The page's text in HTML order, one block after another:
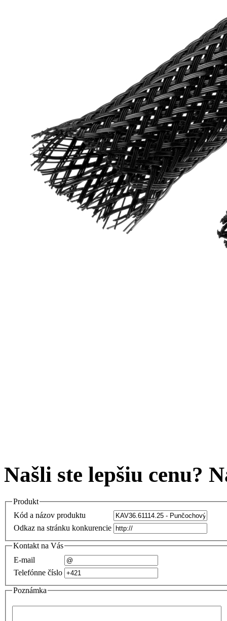
Našli ste lepšiu cenu?
Produkt
Kód a názov produktu
Odkaz na stránku konkurencie
Kontakt na Vás
E-mail
Telefónne číslo
Poznámka